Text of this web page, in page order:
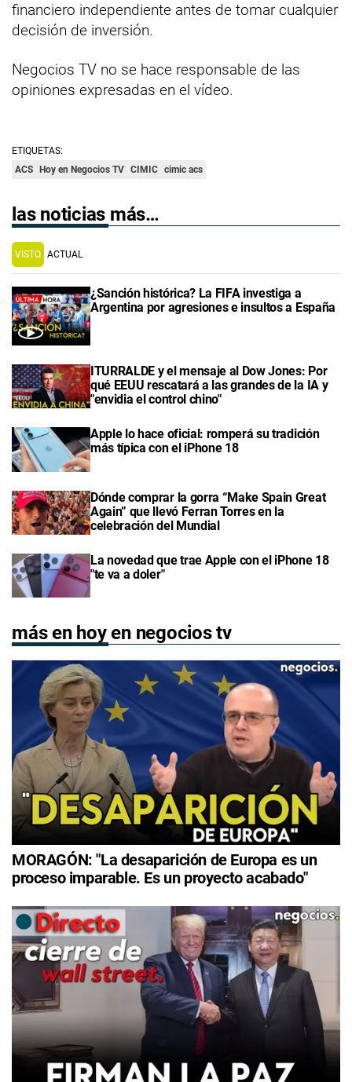
financiero independiente antes de tomar cualquier
decisión de inversión.
Negocios TV no se hace responsable de las
opiniones expresadas en el vídeo.
ETIQUETAS:
ACS
Hoy en Negocios TV CIMIC cimic acs
las noticias más…
VISTO ACTUAL
¿Sanción histórica? La FIFA investiga a
Argentina por agresiones e insultos a España
ITURRALDE y el mensaje al Dow Jones: Por
qué EEUU rescatará a las grandes de la IA y
"envidia el control chino"
Apple lo hace oficial: romperá su tradición
más típica con el iPhone 18
Dónde comprar la gorra “Make Spain Great
Again” que llevó Ferran Torres en la
celebración del Mundial
La novedad que trae Apple con el iPhone 18
"te va a doler"
más en hoy en negocios tv
MORAGÓN: "La desaparición de Europa es un
proceso imparable. Es un proyecto acabado"